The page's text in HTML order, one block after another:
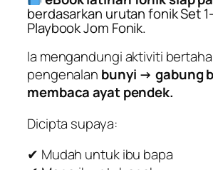
berdasarkan urutan fonik Set
Playbook Jom Fonik.
Ia mengandungi aktiviti
pengenalan bunyi → gabung
membaca ayat pendek.
Dicipta supaya:
✔ Mudah untuk ibu bapa